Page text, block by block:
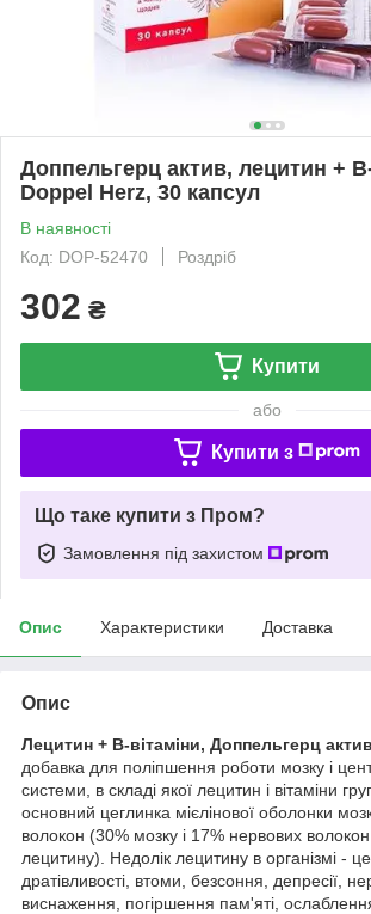
Доппельгерц актив, лецитин + В-
Doppel Herz, 30 капсул
В наявності
Код: DOP-52470
Роздріб
302 ₴
Купити
або
Купити з
Що таке купити з Пром?
Замовлення під захистом
Опис Характеристики Доставка
Опис
Лецитин + В-вітаміни, Доппельгерц актив
добавка для поліпшення роботи мозку і
системи, в складі якої лецитин і вітаміни
основний цеглинка мієлінової оболонки
волокон (30% мозку і 17% нервових
лецитину). Недолік лецитину в організмі -
дратівливості, втоми, безсоння, депресії,
виснаження, погіршення пам'яті,